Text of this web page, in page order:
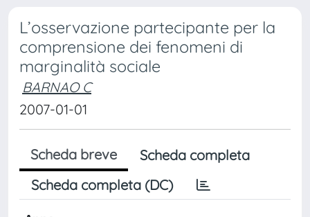
L’osservazione partecipante per la
comprensione dei fenomeni di
marginalità sociale
BARNAO C
2007-01-01
Scheda breve
Scheda completa
Scheda completa (DC)